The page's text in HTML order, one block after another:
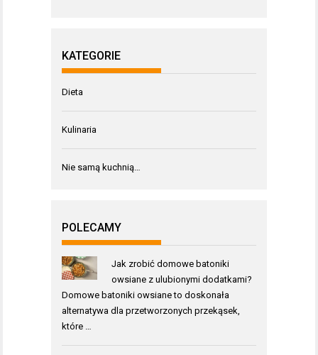
KATEGORIE
Dieta
Kulinaria
Nie samą kuchnią…
POLECAMY
Jak zrobić domowe batoniki
owsiane z ulubionymi dodatkami?
Domowe batoniki owsiane to doskonała
alternatywa dla przetworzonych przekąsek,
które …